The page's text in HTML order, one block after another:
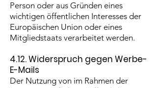
Person oder aus Gründen eines
wichtigen öffentlichen Interesses der
Europäischen Union oder eines
Mitgliedstaats verarbeitet werden.
4.12. Widerspruch gegen Werbe-
E-Mails
Der Nutzung von im Rahmen der